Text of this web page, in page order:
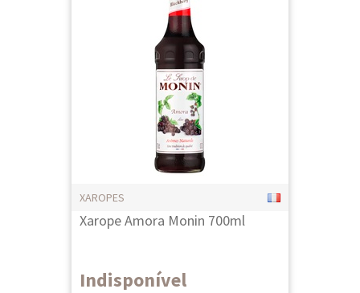
XAROPES
Xarope Amora Monin 700ml
Indisponível